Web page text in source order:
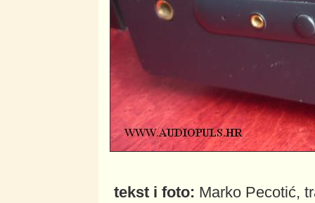
tekst i foto: Marko Pecotić,